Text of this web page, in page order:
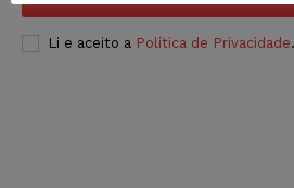
Li e aceito a Política de Privacidade.